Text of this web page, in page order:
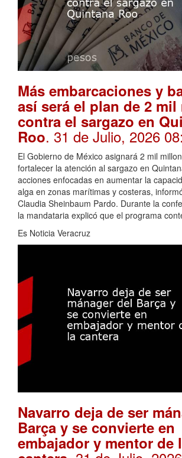
Más embarcaciones y
así será el plan de 2 mil
contra el sargazo en
Roo. 31 de Julio, 2026
El Gobierno de México asignará 2 mil
fortalecer la atención al sargazo en
acciones enfocadas en aumentar la
alga en zonas marítimas y costeras,
Claudia Sheinbaum Pardo. Durante la
la mandataria explicó que el programa
Es Noticia Veracruz
Navarro deja de ser
Barça y se convierte en
embajador y mentor de